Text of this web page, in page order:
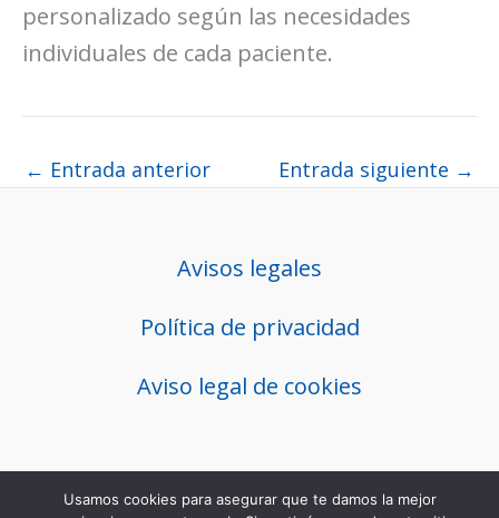
personalizado según las necesidades
individuales de cada paciente.
← Entrada anterior Entrada siguiente →
Avisos legales
Política de privacidad
Aviso legal de cookies
Usamos cookies para asegurar que te damos la mejor